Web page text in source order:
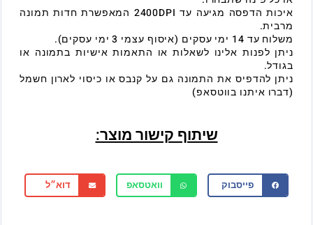
איכות הדפסה מגיעה עד 2400DPI המאפשרת חדות תמונה
מרבית.
משלוח עד 14 ימי עסקים (איסוף עצמי 3 ימי עסקים).
ניתן לפנות אלינו לשאלות או התאמות אישיות בתמונה או
בגודל.
ניתן להדפיס את התמונה גם על קנבס או כיסוי לארון חשמל
(דברו איתנו בווטסאפ)
שיתוף קישור מוצר:
פייסבוק וואטסאפ דוא״ל